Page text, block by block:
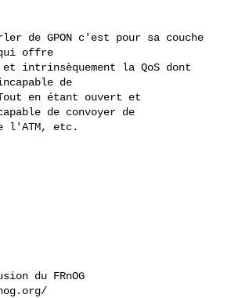
de GPON c'est pour sa couche
offre
et intrinsèquement la QoS dont
de
en étant ouvert et
de convoyer de
l'ATM, etc.
du FRnOG